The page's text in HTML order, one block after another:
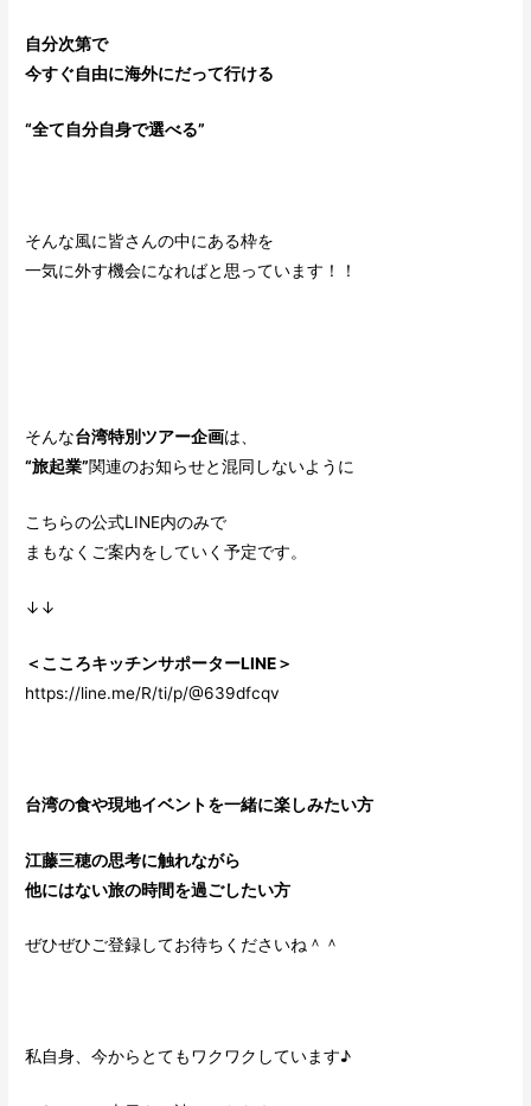
自分次第で
今すぐ自由に海外にだって行ける
“全て自分自身で選べる”
そんな風に皆さんの中にある枠を
一気に外す機会になればと思っています！！
そんな台湾特別ツアー企画は、
“旅起業”関連のお知らせと混同しないように
こちらの公式LINE内のみで
まもなくご案内をしていく予定です。
↓↓
＜こころキッチンサポーターLINE＞
https://line.me/R/ti/p/@639dfcqv
台湾の食や現地イベントを一緒に楽しみたい方
江藤三穂の思考に触れながら
他にはない旅の時間を過ごしたい方
ぜひぜひご登録してお待ちくださいね＾＾
私自身、今からとてもワクワクしています♪